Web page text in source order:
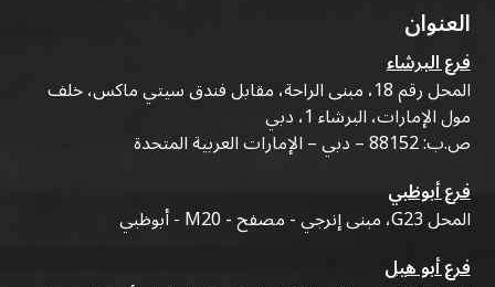
العنوان
فرع البرشاء
المحل رقم 18، مبنى الراحة، مقابل فندق سيتي ماكس، خلف
مول الإمارات، البرشاء 1، دبي
ص.ب: 88152 – دبي – الإمارات العربية المتحدة
فرع أبوظبي
المحل G23، مبنى إنرجي - مصفح - M20 - أبوظبي
فرع أبو هيل